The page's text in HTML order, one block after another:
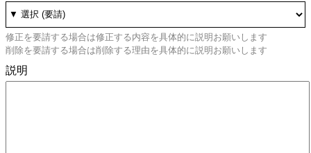
修正を要請する場合は修正する内容を具体的に説明お願いします
削除を要請する場合は削除する理由を具体的に説明お願いします
説明